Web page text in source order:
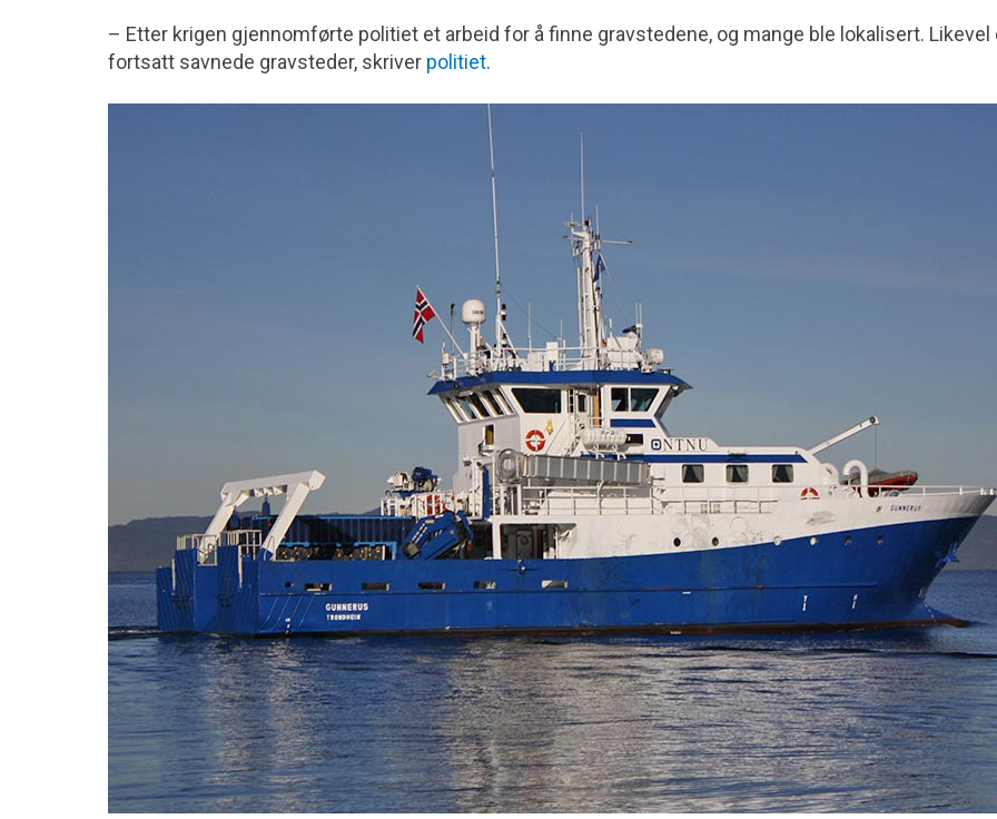
– Etter krigen gjennomførte politiet et arbeid for å finne gravstedene, og mange ble lokalisert. Likevel
fortsatt savnede gravsteder, skriver politiet.